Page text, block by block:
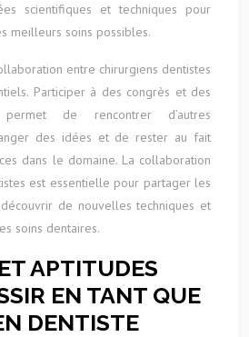
scientifiques et techniques pour
meilleurs soins possibles.
entre chirurgiens dentistes
Participer à des congrès et des
de rencontrer d’autres
des idées et de rester au fait
dans le domaine. La collaboration
est essentielle pour partager les
de nouvelles techniques et
soins dentaires.
APTITUDES
EN TANT QUE
DENTISTE